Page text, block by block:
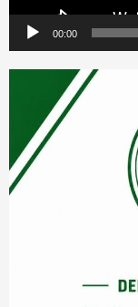
00:00